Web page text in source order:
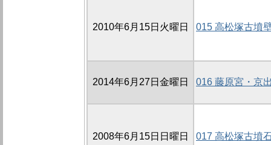
2010年6月15日火曜日 015 高松塚古墳
2014年6月27日金曜日 016 藤原宮・京
2008年6月15日日曜日 017 高松塚古墳